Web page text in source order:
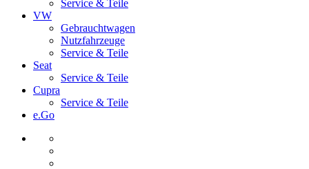
Service & Teile
VW
Gebrauchtwagen
Nutzfahrzeuge
Service & Teile
Seat
Service & Teile
Cupra
Service & Teile
e.Go